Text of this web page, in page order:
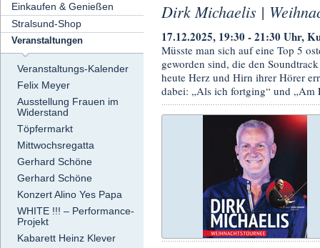
Einkaufen & Genießen
Stralsund-Shop
Veranstaltungen
Veranstaltungs-Kalender
Felix Meyer
Ausstellung Frauen im
Widerstand
Töpfermarkt
Mittwochsregatta
Gerhard Schöne
Gerhard Schöne
Konzert Alino Yes Papa
WHITE !!! – Performance-
Projekt
Kabarett Heinz Klever
Dirk Michaelis |
17.12.2025, 19:30 - 21:30 Uhr,
Müsste man sich auf eine Top 5
geworden sind, die den
heute Herz und Hirn ihrer Hörer
dabei: „Als ich fortging“ und „Am